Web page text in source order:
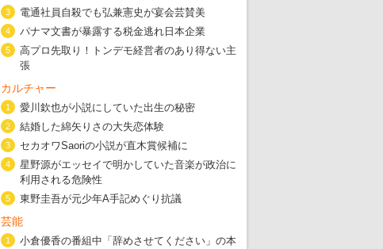
3 電通社員自殺でも弘兼憲史が宴会芸賛美
4 パナマ文書が暴露する税金逃れ日本企業
5
高プロ先取り！トンデモ経営者のあり得ない主
張
カルチャー
1 愛川欽也が小説にしていた出生の秘密
2 結婚した綿矢りさの大失恋体験
3 セカオワSaoriの小説が直木賞候補に
4
星野源がエッセイで明かしていた音楽が政治に
利用される危険性
5 東野圭吾が元少年A手記めぐり抗議
芸能
1
小倉優香の番組中「辞めさせてください」の本